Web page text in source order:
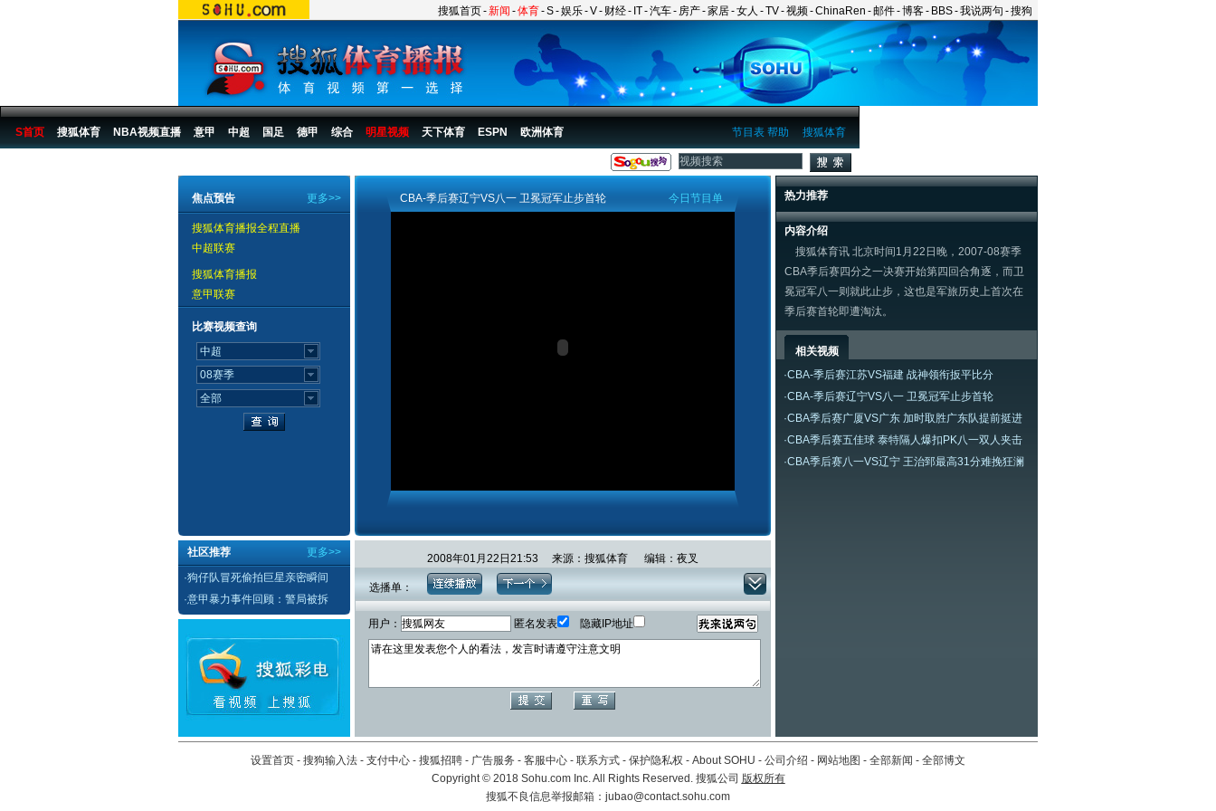
搜狐首页-新闻 -体育-S-娱乐-V- 财经- IT-汽车- 房产-家居-女人 -TV-视频-ChinaRen -邮件-博客- BBS-我说两句 -搜狗
搜狐体育
节目表 帮助
S首页 搜狐体育 NBA视频直播 意甲 中超 国足 德甲 综合 明星视频 天下体育 ESPN 欧洲体育
更多>>
焦点预告
搜狐体育播报全程直播
中超联赛
搜狐体育播报
意甲联赛
比赛视频查询
更多>>
社区推荐
·狗仔队冒死偷拍巨星亲密瞬间
·意甲暴力事件回顾：警局被拆
今日节目单
CBA-季后赛辽宁VS八一 卫冕冠军止步首轮
2008年01月22日21:53 来源：搜狐体育 编辑：夜叉
选播单：
用户： 匿名发表 隐藏IP地址
热力推荐
内容介绍
搜狐体育讯 北京时间1月22日晚，2007-08赛季
CBA季后赛四分之一决赛开始第四回合角逐，而卫
冕冠军八一则就此止步，这也是军旅历史上首次在
季后赛首轮即遭淘汰。
相关视频
·CBA-季后赛江苏VS福建 战神领衔扳平比分
·CBA-季后赛辽宁VS八一 卫冕冠军止步首轮
·CBA季后赛广厦VS广东 加时取胜广东队提前挺进
·CBA季后赛五佳球 泰特隔人爆扣PK八一双人夹击
·CBA季后赛八一VS辽宁 王治郅最高31分难挽狂澜
设置首页 - 搜狗输入法 - 支付中心 - 搜狐招聘 - 广告服务 - 客服中心 - 联系方式 - 保护隐私权 - About SOHU - 公司介绍 - 网站地图 - 全部新闻 - 全部博文
Copyright©2018 Sohu.com Inc. All Rights Reserved. 搜狐公司 版权所有
搜狐不良信息举报邮箱： jubao@contact.sohu.com